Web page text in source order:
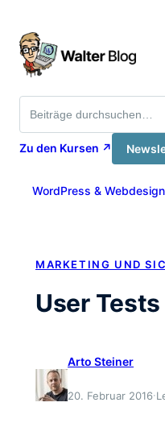
Inhalt
springen
Zu den Kursen ↗
WordPress & Webdesign
MARKETING UND
User Tests
Arto Steiner
20. Februar 2016·